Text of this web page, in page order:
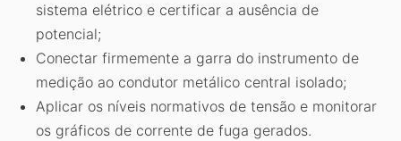
sistema elétrico e certificar a ausência de
potencial;
Conectar firmemente a garra do instrumento de
medição ao condutor metálico central isolado;
Aplicar os níveis normativos de tensão e monitorar
os gráficos de corrente de fuga gerados.